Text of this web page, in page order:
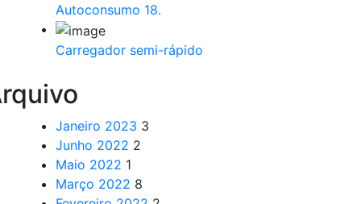
Autoconsumo 18.
Carregador semi-rápido
Janeiro 2023 3
Junho 2022 2
Maio 2022 1
Março 2022 8